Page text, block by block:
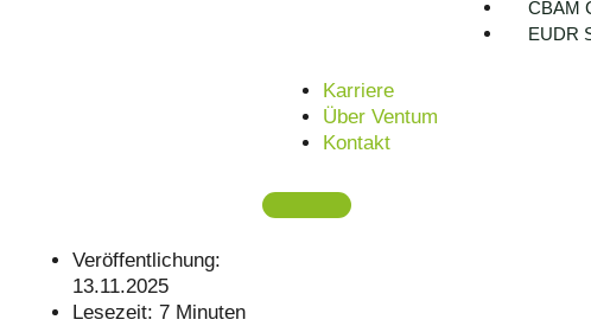
CBAM
EUDR
Karriere
Über Ventum
Kontakt
Veröffentlichung:
13.11.2025
Lesezeit: 7 Minuten